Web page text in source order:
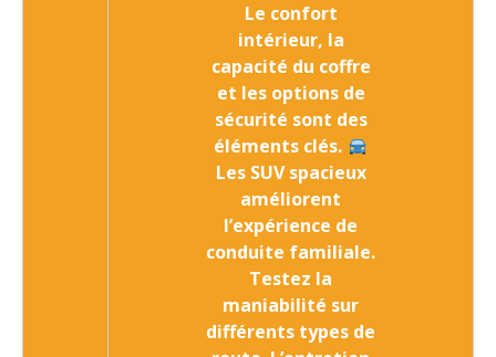
Le confort
intérieur, la
capacité du coffre
et les options de
sécurité sont des
éléments clés.
Les SUV spacieux
améliorent
l’expérience de
conduite familiale.
Testez la
maniabilité sur
différents types de